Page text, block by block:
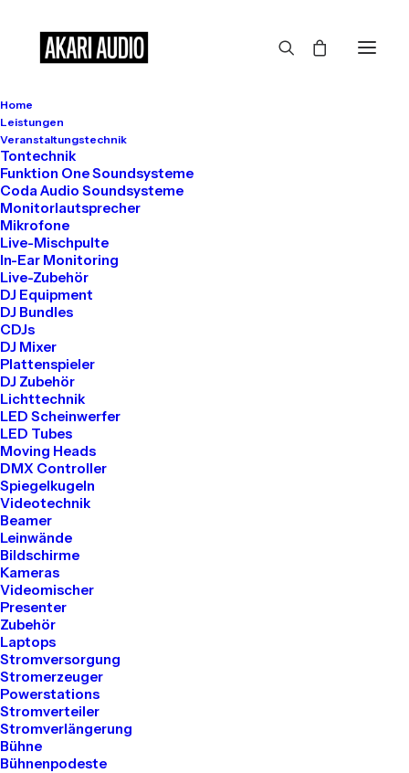
Home
Leistungen
Veranstaltungstechnik
Tontechnik
Funktion One Soundsysteme
Coda Audio Soundsysteme
Monitorlautsprecher
Mikrofone
Live-Mischpulte
In-Ear Monitoring
Live-Zubehör
DJ Equipment
DJ Bundles
CDJs
DJ Mixer
Plattenspieler
DJ Zubehör
Lichttechnik
LED Scheinwerfer
LED Tubes
Moving Heads
DMX Controller
Spiegelkugeln
Videotechnik
Beamer
Leinwände
Bildschirme
Kameras
Videomischer
Presenter
Zubehör
Laptops
Stromversorgung
Stromerzeuger
Powerstations
Stromverteiler
Stromverlängerung
Bühne
Bühnenpodeste
Mayday Rave in